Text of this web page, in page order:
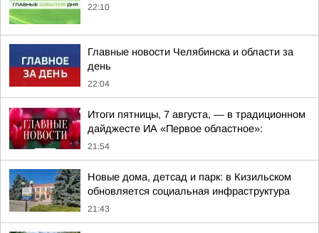
22:10
Главные новости Челябинска и области за
день
22:04
Итоги пятницы, 7 августа, — в традиционном
дайджесте ИА «Первое областное»:
21:54
Новые дома, детсад и парк: в Кизильском
обновляется социальная инфраструктура
21:43